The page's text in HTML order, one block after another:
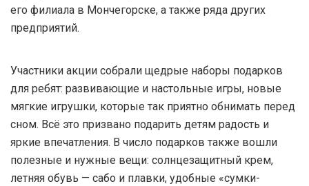
его филиала в Мончегорске, а также ряда других
предприятий.
Участники акции собрали щедрые наборы подарков
для ребят: развивающие и настольные игры, новые
мягкие игрушки, которые так приятно обнимать перед
сном. Всё это призвано подарить детям радость и
яркие впечатления. В число подарков также вошли
полезные и нужные вещи: солнцезащитный крем,
летняя обувь — сабо и плавки, удобные «сумки-